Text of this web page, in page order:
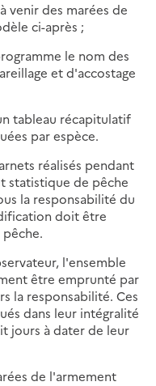
venir des marées de
ci-après ;
le nom des
et d'accostage
tableau récapitulatif
par espèce.
réalisés pendant
statistique de pêche
la responsabilité du
doit être
l'ensemble
être emprunté par
la responsabilité. Ces
dans leur intégralité
jours à dater de leur
de l'armement